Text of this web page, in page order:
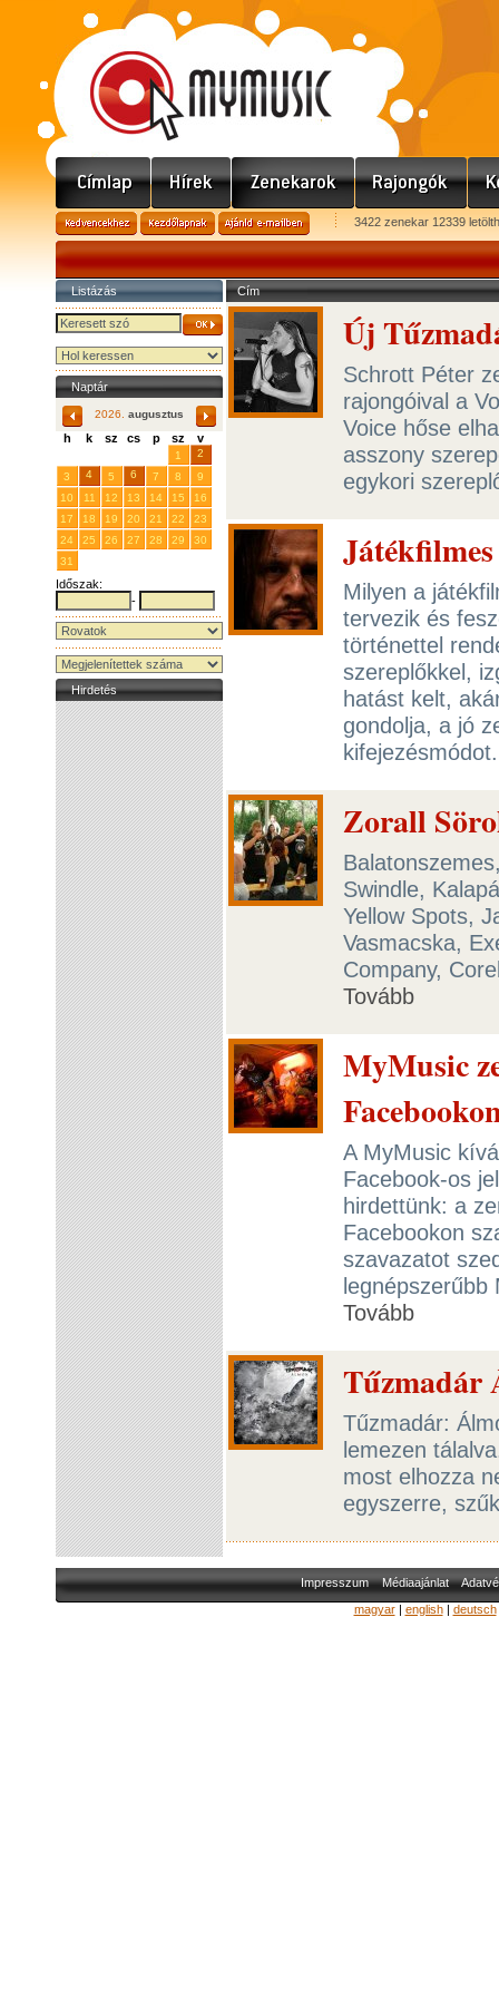
3422 zenekar 12339
Listázás
Naptár
2026. augusztus
h k sz cs p sz v
1
2
3
4 5 6 7 8
9
10
11 12 13 14 15
16
17
18 19 20 21 22
23
24
25 26 27 28 29
30
31
Időszak:
-
Hirdetés
Cím
Új
Schrott Péter
rajongóival a
Voice hőse
asszony
egykori
Milyen a
tervezik és
történettel
szereplőkkel,
hatást kelt,
gondolja, a jó
Zorall
Swindle,
Yellow Spots,
Vasmacska,
Company,
Tovább
MyMusic
A MyMusic
Facebook-os
hirdettünk: a
Facebookon
szavazatot
legnépszerűbb
Tovább
Tűzmadár
Tűzmadár:
lemezen
most elhozza
egyszerre,
Impresszum Médiaajánlat
magyar| english| deutsch